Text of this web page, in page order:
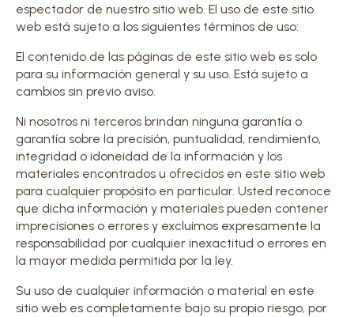
espectador de nuestro sitio web. El uso de este sitio
web está sujeto a los siguientes términos de uso:
El contenido de las páginas de este sitio web es solo
para su información general y su uso. Está sujeto a
cambios sin previo aviso.
Ni nosotros ni terceros brindan ninguna garantía o
garantía sobre la precisión, puntualidad, rendimiento,
integridad o idoneidad de la información y los
materiales encontrados u ofrecidos en este sitio web
para cualquier propósito en particular. Usted reconoce
que dicha información y materiales pueden contener
imprecisiones o errores y excluimos expresamente la
responsabilidad por cualquier inexactitud o errores en
la mayor medida permitida por la ley.
Su uso de cualquier información o material en este
sitio web es completamente bajo su propio riesgo, por